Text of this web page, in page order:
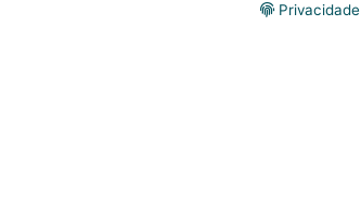
Privacidade